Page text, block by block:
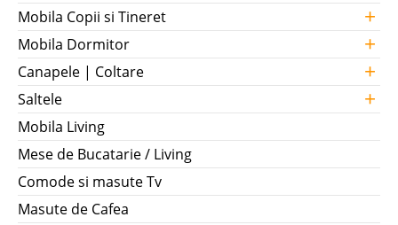
Mobila Copii si Tineret +
Mobila Dormitor +
Canapele | Coltare +
Saltele +
Mobila Living
Mese de Bucatarie / Living
Comode si masute Tv
Masute de Cafea